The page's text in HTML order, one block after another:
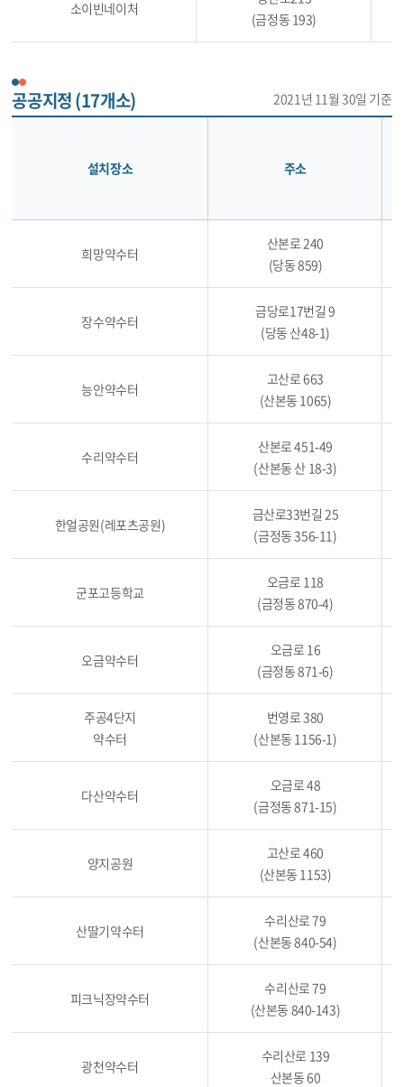
소이빈네이처
(금정동 193)
공공지정 (17개소) 2021년 11월 30일 기준
설치장소 주소
희망약수터
산본로 240
(당동 859)
장수약수터
금당로17번길 9
(당동 산48-1)
능안약수터
고산로 663
(산본동 1065)
수리약수터
산본로 451-49
(산본동 산 18-3)
한얼공원(레포츠공원)
금산로33번길 25
(금정동 356-11)
군포고등학교
오금로 118
(금정동 870-4)
오금약수터
오금로 16
(금정동 871-6)
주공4단지
약수터
번영로 380
(산본동 1156-1)
다산약수터
오금로 48
(금정동 871-15)
양지공원
고산로 460
(산본동 1153)
산딸기약수터
수리산로 79
(산본동 840-54)
피크닉장약수터
수리산로 79
(산본동 840-143)
광천약수터
수리산로 139
산본동 60